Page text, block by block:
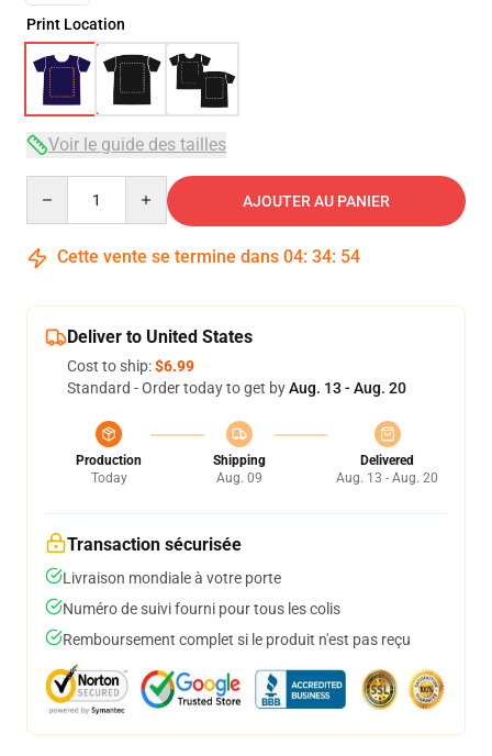
Print Location
Voir le guide des tailles
AJOUTER AU PANIER
Cette vente se termine dans 04: 34: 54
Deliver to United States
Cost to ship:$6.99
Standard - Order today to get byAug. 13 - Aug. 20
Production
Today
Shipping
Aug. 09
Delivered
Aug. 13 - Aug. 20
Transaction sécurisée
Livraison mondiale à votre porte
Numéro de suivi fourni pour tous les colis
Remboursement complet si le produit n'est pas reçu